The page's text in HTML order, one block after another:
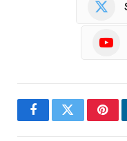
FacebookTwitter